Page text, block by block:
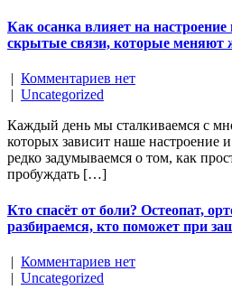
Как осанка влияет на
скрытые связи, которые меняют
| Комментариев нет
| Uncategorized
Каждый день мы сталкиваемся с
которых зависит наше
редко задумываемся о том, как
пробуждать […]
Кто спасёт от боли? Остеопат,
разбираемся, кто поможет при
| Комментариев нет
| Uncategorized